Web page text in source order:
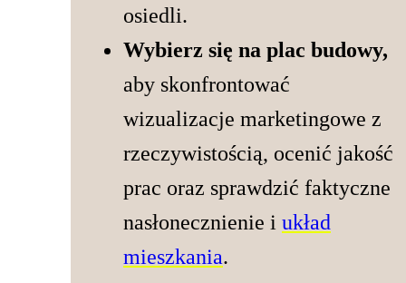
osiedli.
Wybierz się na plac budowy,
aby skonfrontować
wizualizacje marketingowe z
rzeczywistością, ocenić jakość
prac oraz sprawdzić faktyczne
nasłonecznienie i układ
mieszkania.